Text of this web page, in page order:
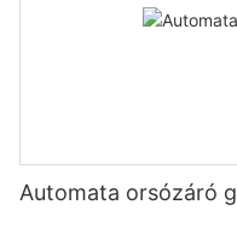
Automata orsózáró